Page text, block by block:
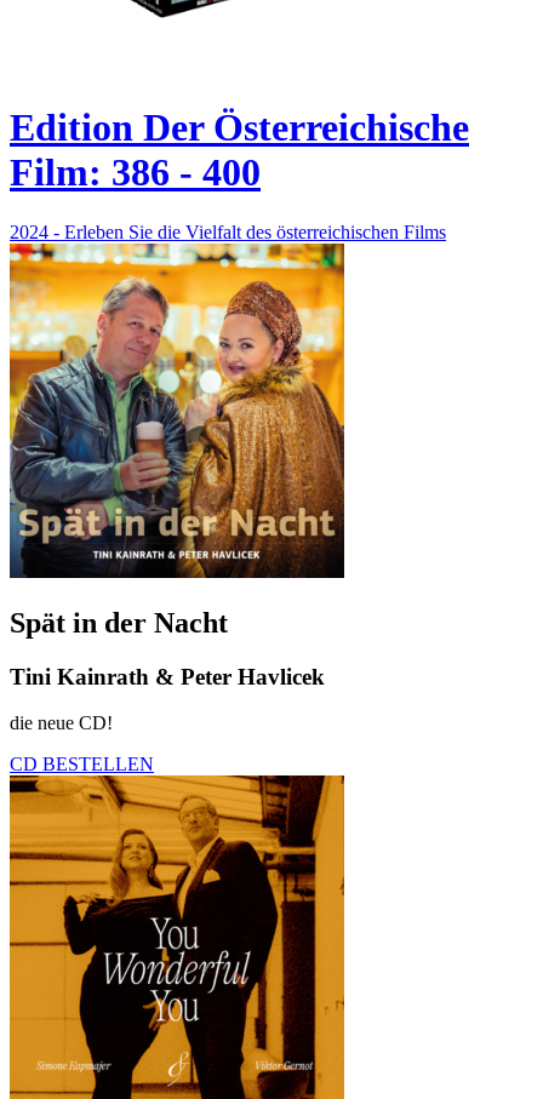
Edition Der Österreichische
Film: 386 - 400
2024 - Erleben Sie die Vielfalt des österreichischen Films
Spät in der Nacht
Tini Kainrath & Peter Havlicek
die neue CD!
CD BESTELLEN